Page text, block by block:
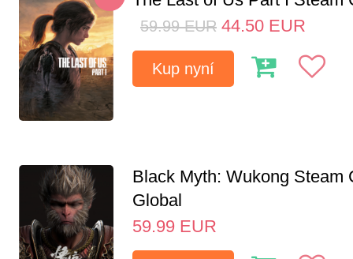
59.99 EUR 44.50 EUR
Kup nyní
Black Myth: Wukong Steam
Global
59.99 EUR